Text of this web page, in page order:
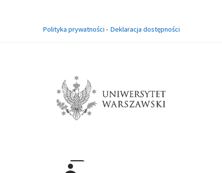
Polityka prywatności - Deklaracja dostępności